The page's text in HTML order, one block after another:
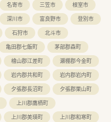
名寄市 三笠市
根室市
深川市 富良野市
登別市
石狩市
北斗市
亀田郡七飯町
茅部郡森町
檜山郡江差町
瀬棚郡今金町
岩内郡共和町
岩内郡岩内町
夕張郡長沼町
夕張郡栗山町
上川郡鷹栖町
上川郡美瑛町
上川郡和寒町